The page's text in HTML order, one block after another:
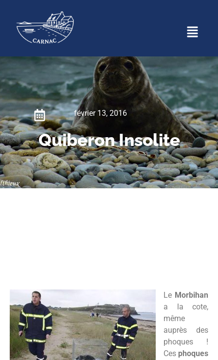
Quiberon Insolite
février 13, 2016
Le Morbihan
a la cote,
même
auprès des
phoques !
Ces phoques